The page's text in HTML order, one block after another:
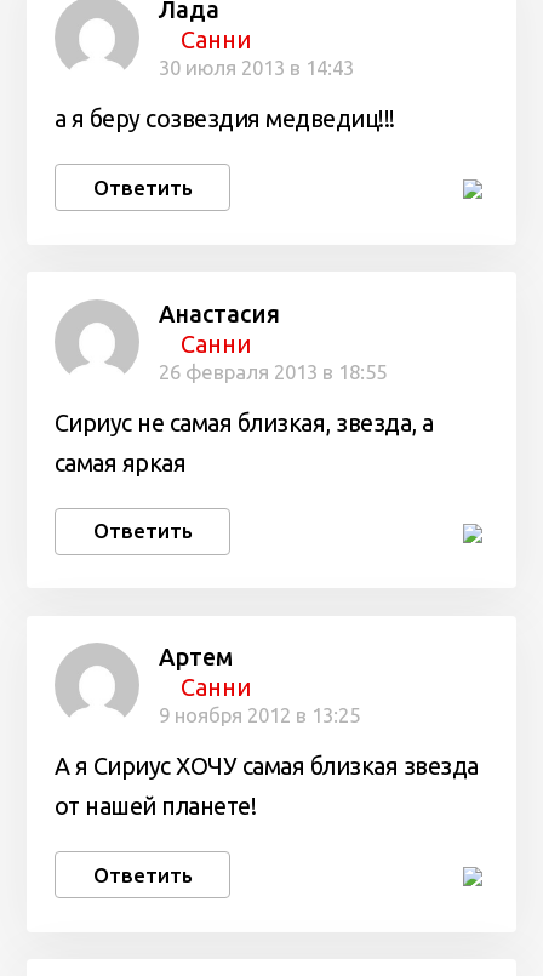
Лада
Санни
30 июля 2013 в 14:43
а я беру созвездия медведиц!!!
Ответить
Анастасия
Санни
26 февраля 2013 в 18:55
Сириус не самая близкая, звезда, а
самая яркая
Ответить
Артем
Санни
9 ноября 2012 в 13:25
А я Сириус ХОЧУ самая близкая звезда
от нашей планете!
Ответить